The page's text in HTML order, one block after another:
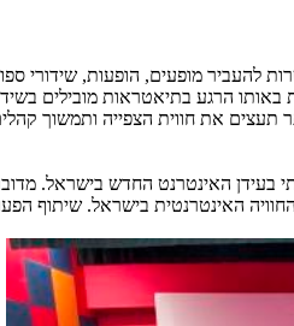
מופעים, הופעות, שידורי
הרגע בתיאטראות מובילים
את חווית הצפייה ותמשוך
בעידן האינטרנט החדש בישראל.
האינטרנטית בישראל. שיתוף